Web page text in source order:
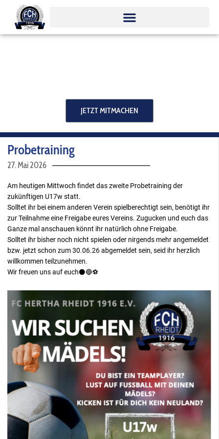
Inhalt
springen
JETZT MITMACHEN
Probetraining
27. Mai 2026
Am heutigen Mittwoch findet das zweite Probetraining der
zukünftigen U17w statt.
Solltet ihr bei einem anderen Verein spielberechtigt sein, benötigt ihr
zur Teilnahme eine Freigabe eures Vereins. Zugucken und euch das
Ganze mal anschauen könnt ihr natürlich ohne Freigabe.
Solltet ihr bisher noch nicht spielen oder nirgends mehr angemeldet
bzw. jetzt schon zum 30.06.26 abgemeldet sein, seid ihr herzlich
willkommen teilzunehmen.
Wir freuen uns auf euch⚫️🔵⚽️